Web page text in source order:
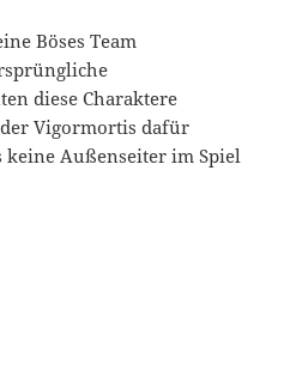
Böses Team
diese Charaktere
Vigormortis dafür
Außenseiter im Spiel